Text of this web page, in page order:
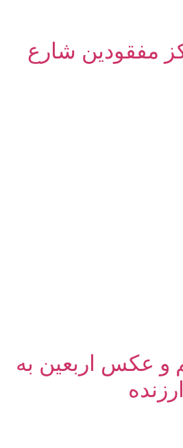
مفقودین شارع
و عکس اربعین به